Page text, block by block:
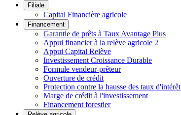
Filiale
Capital Financière agricole
Financement
Garantie de prêts à Taux Avantage Plus
Appui financier à la relève agricole 2
Appui Capital Relève
Investissement Croissance Durable
Formule vendeur-prêteur
Ouverture de crédit
Protection contre la hausse des taux d'intérêt
Marge de crédit à l'investissement
Financement forestier